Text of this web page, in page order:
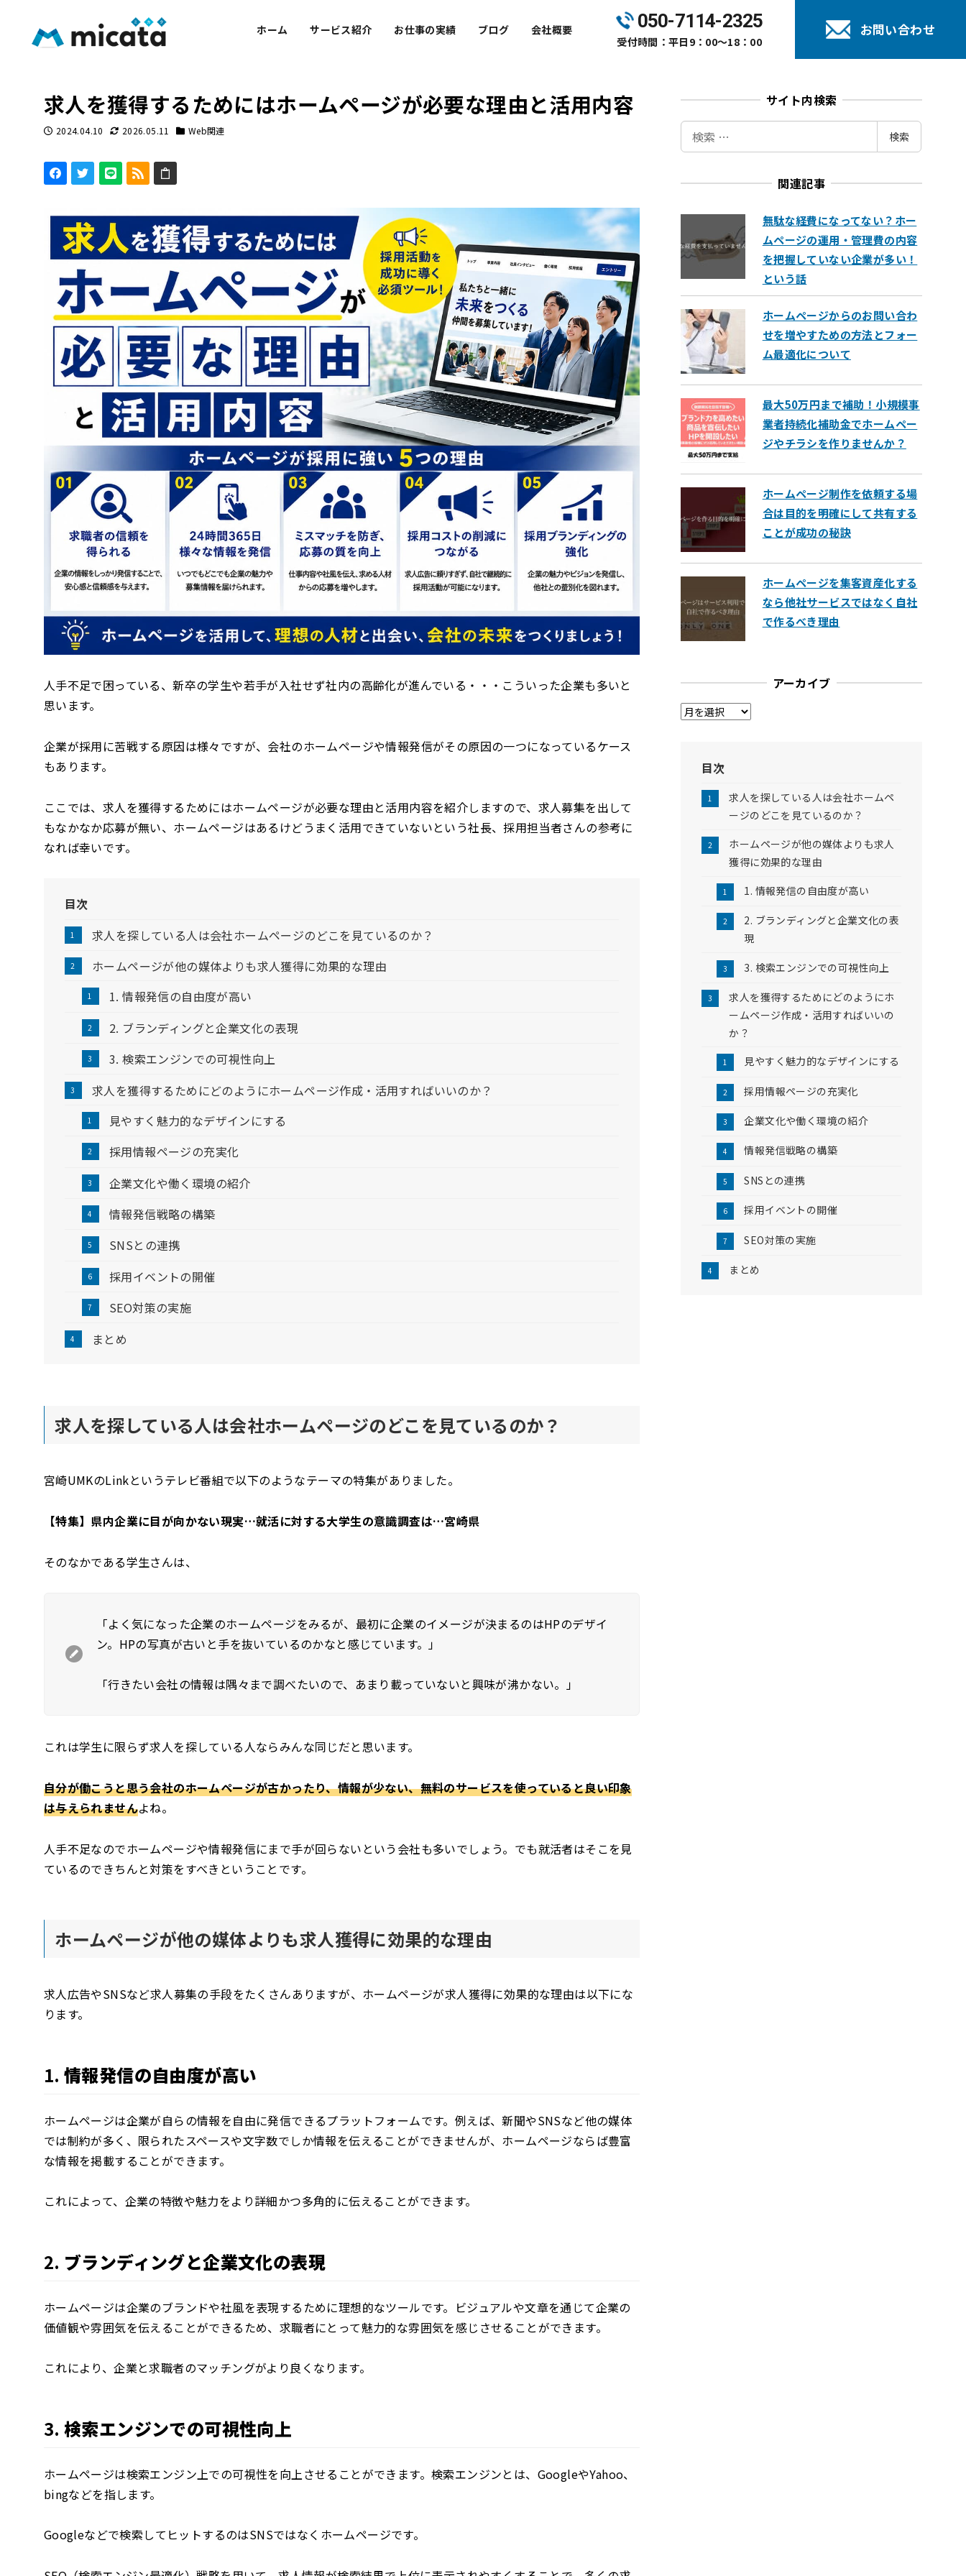
ホーム サービス紹介 お仕事の実績 ブログ 会社概要 050-7114-2325
受付時間：平日9：00～18：00
お問い合わせ
求人を獲得するためにはホームページが必要な理由と活用内容
投稿日
2024.04.10
更新日
2026.05.11
カテゴリー
Web関連
人手不足で困っている、新卒の学生や若手が入社せず社内の高齢化が進んでいる・・・こういった企業も多いと
思います。
企業が採用に苦戦する原因は様々ですが、会社のホームページや情報発信がその原因の一つになっているケース
もあります。
ここでは、求人を獲得するためにはホームページが必要な理由と活用内容を紹介しますので、求人募集を出して
もなかなか応募が無い、ホームページはあるけどうまく活用できていないという社長、採用担当者さんの参考に
なれば幸いです。
目次
求人を探している人は会社ホームページのどこを見ているのか？
ホームページが他の媒体よりも求人獲得に効果的な理由
1. 情報発信の自由度が高い
2. ブランディングと企業文化の表現
3. 検索エンジンでの可視性向上
求人を獲得するためにどのようにホームページ作成・活用すればいいのか？
見やすく魅力的なデザインにする
採用情報ページの充実化
企業文化や働く環境の紹介
情報発信戦略の構築
SNSとの連携
採用イベントの開催
SEO対策の実施
まとめ
求人を探している人は会社ホームページのどこを見ているのか？
宮崎UMKのLinkというテレビ番組で以下のようなテーマの特集がありました。
【特集】県内企業に目が向かない現実…就活に対する大学生の意識調査は…宮崎県
そのなかである学生さんは、
「よく気になった企業のホームページをみるが、最初に企業のイメージが決まるのはHPのデザイ
ン。HPの写真が古いと手を抜いているのかなと感じています。」
「行きたい会社の情報は隅々まで調べたいので、あまり載っていないと興味が沸かない。」
これは学生に限らず求人を探している人ならみんな同じだと思います。
自分が働こうと思う会社のホームページが古かったり、情報が少ない、無料のサービスを使っていると良い印象
は与えられませんよね。
人手不足なのでホームページや情報発信にまで手が回らないという会社も多いでしょう。でも就活者はそこを見
ているのできちんと対策をすべきということです。
ホームページが他の媒体よりも求人獲得に効果的な理由
求人広告やSNSなど求人募集の手段をたくさんありますが、ホームページが求人獲得に効果的な理由は以下にな
ります。
1. 情報発信の自由度が高い
ホームページは企業が自らの情報を自由に発信できるプラットフォームです。例えば、新聞やSNSなど他の媒体
では制約が多く、限られたスペースや文字数でしか情報を伝えることができませんが、ホームページならば豊富
な情報を掲載することができます。
これによって、企業の特徴や魅力をより詳細かつ多角的に伝えることができます。
2. ブランディングと企業文化の表現
ホームページは企業のブランドや社風を表現するために理想的なツールです。ビジュアルや文章を通じて企業の
価値観や雰囲気を伝えることができるため、求職者にとって魅力的な雰囲気を感じさせることができます。
これにより、企業と求職者のマッチングがより良くなります。
3. 検索エンジンでの可視性向上
ホームページは検索エンジン上での可視性を向上させることができます。検索エンジンとは、GoogleやYahoo、
bingなどを指します。
Googleなどで検索してヒットするのはSNSではなくホームページです。
サイト内検索
検
索
検索
関連記事
無駄な経費になってない？ホー
ムページの運用・管理費の内容
を把握していない企業が多い！
という話
ホームページからのお問い合わ
せを増やすための方法とフォー
ム最適化について
最大50万円まで補助！小規模事
業者持続化補助金でホームペー
ジやチラシを作りませんか？
ホームページ制作を依頼する場
合は目的を明確にして共有する
ことが成功の秘訣
ホームページを集客資産化する
なら他社サービスではなく自社
で作るべき理由
アーカイブ
ア
目次
求人を探している人は会社ホームペ
ージのどこを見ているのか？
ホームページが他の媒体よりも求人
獲得に効果的な理由
1. 情報発信の自由度が高い
2. ブランディングと企業文化の表
現
3. 検索エンジンでの可視性向上
求人を獲得するためにどのようにホ
ームページ作成・活用すればいいの
か？
見やすく魅力的なデザインにする
採用情報ページの充実化
企業文化や働く環境の紹介
情報発信戦略の構築
SNSとの連携
採用イベントの開催
SEO対策の実施
まとめ